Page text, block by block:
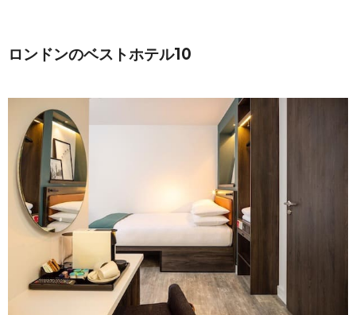
ロンドンのベストホテル10